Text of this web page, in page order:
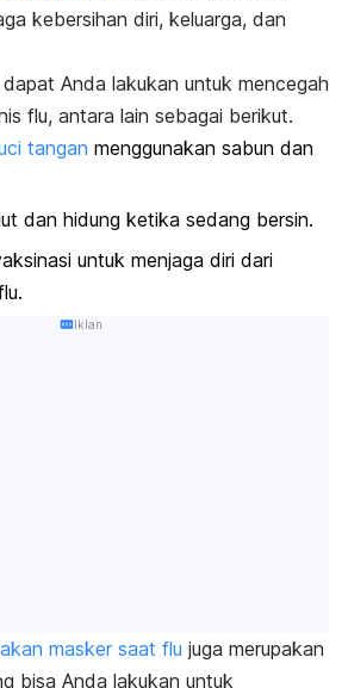
kebersihan diri, keluarga, dan
Anda lakukan untuk mencegah
flu, antara lain sebagai berikut.
tangan menggunakan sabun dan
dan hidung ketika sedang bersin.
untuk menjaga diri dari
Iklan
masker saat flu juga merupakan
bisa Anda lakukan untuk